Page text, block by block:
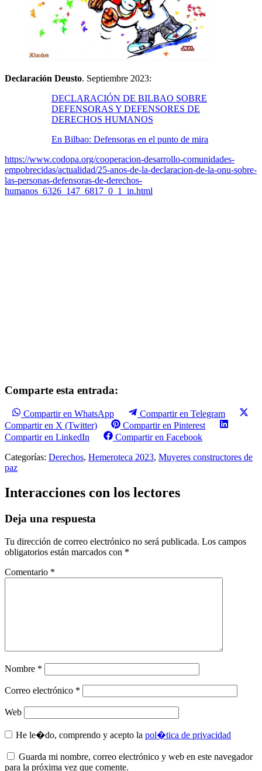
Declaración Deusto. Septiembre 2023:
DECLARACIÓN DE BILBAO SOBRE
DEFENSORAS Y DEFENSORES DE
DERECHOS HUMANOS
En Bilbao: Defensoras en el punto de mira
https://www.codopa.org/cooperacion-desarrollo-comunidades-
empobrecidas/actualidad/25-anos-de-la-declaracion-de-la-onu-sobre-
las-personas-defensoras-de-derechos-
humanos_6326_147_6817_0_1_in.html
Comparte esta entrada:
Compartir en WhatsApp
Compartir en Telegram
Compartir en X (Twitter)
Compartir en Pinterest
Compartir en LinkedIn
Compartir en Facebook
Categorías: Derechos, Hemeroteca 2023, Muyeres constructores de
paz
Interacciones con los lectores
Deja una respuesta
Tu dirección de correo electrónico no será publicada. Los campos
obligatorios están marcados con *
Comentario *
Nombre *
Correo electrónico *
Web
He le�do, comprendo y acepto la pol�tica de privacidad
Guarda mi nombre, correo electrónico y web en este navegador
para la próxima vez que comente.